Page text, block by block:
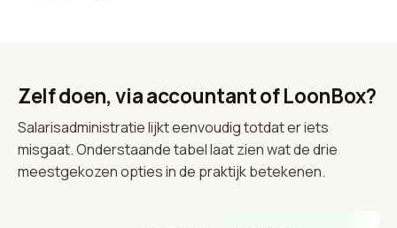
Zelf doen, via accountant of LoonBox?
Salarisadministratie lijkt eenvoudig totdat er iets
misgaat. Onderstaande tabel laat zien wat de drie
meestgekozen opties in de praktijk betekenen.